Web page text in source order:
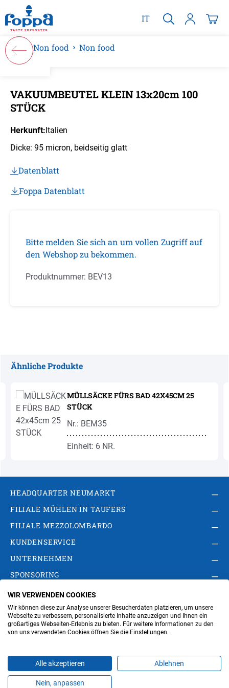
springen
IT
Non food Non food
VAKUUMBEUTEL KLEIN 13x20cm 100
STÜCK
Herkunft:Italien
Dicke: 95 micron, beidseitig glatt
Datenblatt
Foppa Datenblatt
Bitte melden Sie sich an um vollen Zugriff auf
den Webshop zu bekommen.
Produktnummer: BEV13
Ähnliche Produkte
MÜLLSÄCKE FÜRS BAD 42X45CM 25
STÜCK
Nr.: BEM35
Einheit: 6 NR.
HEADQUARTER NEUMARKT
FILIALE MÜHLEN IN TAUFERS
FILIALE MEZZOLOMBARDO
KUNDENSERVICE
UNTERNEHMEN
SPONSORING
AGB Privacy Policy
Impressum
Cookie-Einstellungen ändern
Verwaltung
WIR VERWENDEN COOKIES
Wir können diese zur Analyse unserer Besucherdaten platzieren, um unsere
Webseite zu verbessern, personalisierte Inhalte anzuzeigen und Ihnen ein
großartiges Webseiten-Erlebnis zu bieten. Für weitere Informationen zu den
von uns verwendeten Cookies öffnen Sie die Einstellungen.
Alle akzeptieren Ablehnen
Nein, anpassen